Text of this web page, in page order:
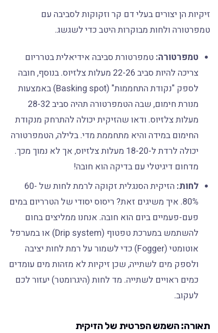
זיקיות הן יצורים בעלי דם קר וזקוקות לסביבה עם
טמפרטורה ולחות מבוקרות היטב כדי לשגשג.
טמפרטורה:טמפרטורת סביבה אידיאלית בטרריום
צריכה להיות סביב 22-26 מעלות צלזיוס. בנוסף, חובה
לספק "נקודת התחממות" (Basking spot) באמצעות
מנורת חימום, שבה הטמפרטורה תהיה סביב 28-32
מעלות צלזיוס. ודאו שהזיקית יכולה להתרחק מנקודת
החימום במידה והיא מתחממת מדי. בלילה, הטמפרטורה
יכולה לרדת ל-18-20 מעלות צלזיוס, אך לא נמוך מכך.
מדחום דיגיטלי עם בדיקה הוא חובה!
לחות:
הזיקית הסנגלית זקוקה לרמת לחות של 60-
80%. איך משיגים זאת? ריסוס יסודי של הטרריום במים
פעם-פעמיים ביום הוא חובה. אנחנו ממליצים בחום
להשתמש במערכת טפטוף (Drip system) או במערפל
אוטומטי (Fogger) כדי לשמור על רמת לחות יציבה
ולספק מים לשתייה, שכן זיקיות לא מזהות מים עומדים
כמים ראויים לשתייה. מד לחות (היגרומטר) יעזור לכם
לעקוב.
תאורה: השמש הפרטית של הזיקית